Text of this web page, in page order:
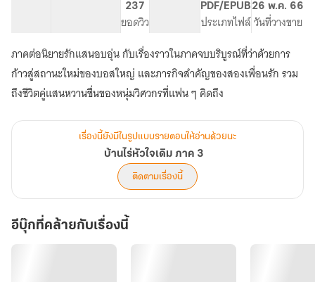
237
ยอดวิว
PDF/EPUB
ประเภทไฟล์
26 พ.ค. 66
วันที่วางขาย
ภาคต่อนิยายรักแสนอบอุ่น กับเรื่องราวในภาคจบบริบูรณ์ที่ว่าด้วยการ
ก้าวสู่สถานะใหม่ของบอสใหญ่ และภารกิจสำคัญของสองเพื่อนรัก รวม
ถึงชีวิตคู่แสนหวานชื่นของหนุ่มวิศวกรที่แฟน ๆ คิดถึง
เรื่องนี้ยังมีในรูปแบบรายตอนให้อ่านด้วยนะ
บ้านไร่หัวใจเดิม ภาค 3
ติดตามเรื่องนี้
อีบุ๊กที่คล้ายกับเรื่องนี้